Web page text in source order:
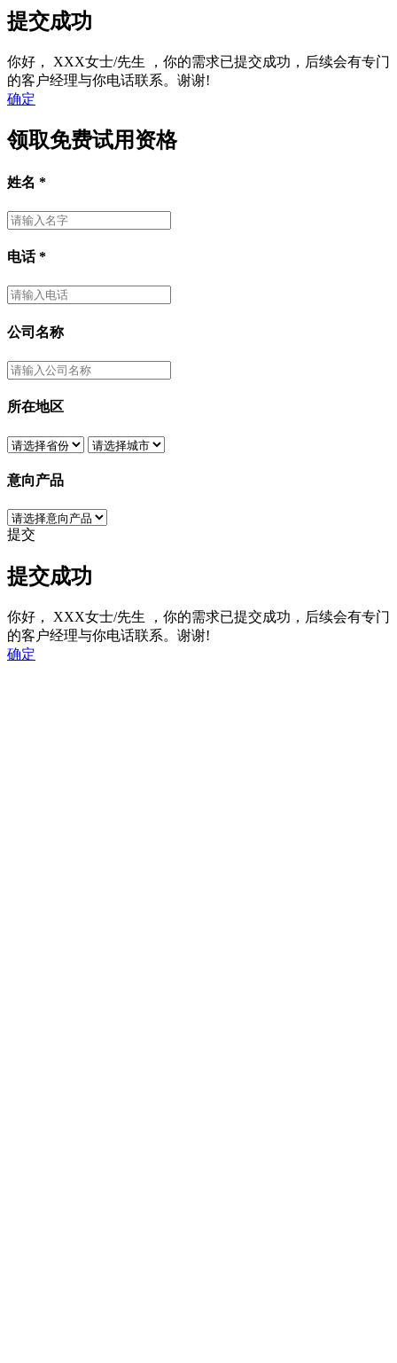
提交成功
你好， XXX女士/先生
，你的需求已提交成功，后续会有专门
的客户经理与你电话联系。谢谢!
确定
领取免费试用资格
姓名 *
电话*
公司名称
所在地区
意向产品
提交
提交成功
你好， XXX女士/先生
，你的需求已提交成功，后续会有专门
的客户经理与你电话联系。谢谢!
确定